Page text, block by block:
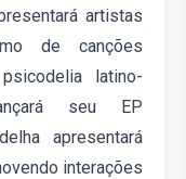
artistas
de canções
latino-
seu EP
apresentará
interações